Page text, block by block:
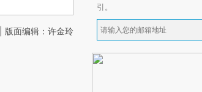
版面编辑：许金玲
引。